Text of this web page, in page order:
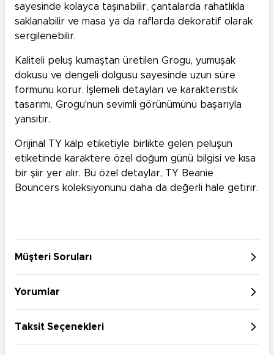
sayesinde kolayca taşınabilir, çantalarda rahatlıkla
saklanabilir ve masa ya da raflarda dekoratif olarak
sergilenebilir.
Kaliteli peluş kumaştan üretilen Grogu, yumuşak
dokusu ve dengeli dolgusu sayesinde uzun süre
formunu korur. İşlemeli detayları ve karakteristik
tasarımı, Grogu'nun sevimli görünümünü başarıyla
yansıtır.
Orijinal TY kalp etiketiyle birlikte gelen peluşun
etiketinde karaktere özel doğum günü bilgisi ve kısa
bir şiir yer alır. Bu özel detaylar, TY Beanie
Bouncers koleksiyonunu daha da değerli hale getirir.
Müşteri Soruları
Yorumlar
Taksit Seçenekleri